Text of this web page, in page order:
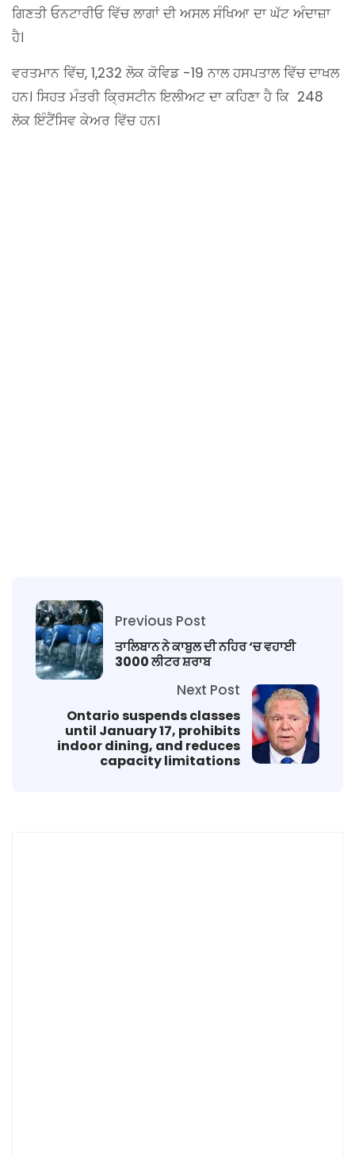
ਗਿਣਤੀ ਓਨਟਾਰੀਓ ਵਿੱਚ ਲਾਗਾਂ ਦੀ ਅਸਲ ਸੰਖਿਆ ਦਾ ਘੱਟ ਅੰਦਾਜ਼ਾ
ਹੈ।
ਵਰਤਮਾਨ ਵਿੱਚ, 1,232 ਲੋਕ ਕੋਵਿਡ -19 ਨਾਲ ਹਸਪਤਾਲ ਵਿੱਚ ਦਾਖਲ
ਹਨ। ਸਿਹਤ ਮੰਤਰੀ ਕ੍ਰਿਸਟੀਨ ਇਲੀਅਟ ਦਾ ਕਹਿਣਾ ਹੈ ਕਿ 248
ਲੋਕ ਇੰਟੈਂਸਿਵ ਕੇਅਰ ਵਿੱਚ ਹਨ।
Previous Post
ਤਾਲਿਬਾਨ ਨੇ ਕਾਬੁਲ ਦੀ ਨਹਿਰ ‘ਚ ਵਹਾਈ
3000 ਲੀਟਰ ਸ਼ਰਾਬ
Next Post
Ontario suspends classes
until January 17, prohibits
indoor dining, and reduces
capacity limitations